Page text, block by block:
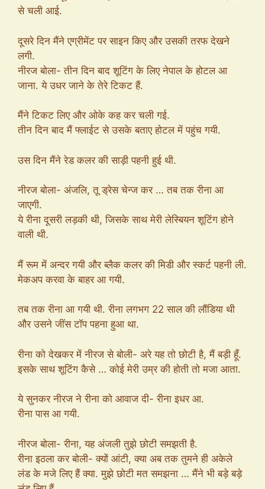
से चली आई.
दूसरे दिन मैंने एग्रीमेंट पर साइन किए और उसकी तरफ देखने
लगी.
नीरज बोला- तीन दिन बाद शूटिंग के लिए नेपाल के होटल आ
जाना. ये उधर जाने के तेरे टिकट हैं.
मैंने टिकट लिए और ओके कह कर चली गई.
तीन दिन बाद मैं फ्लाईट से उसके बताए होटल में पहुंच गयी.
उस दिन मैंने रेड कलर की साड़ी पहनी हुई थी.
नीरज बोला- अंजलि, तू ड्रेस चेन्ज कर … तब तक रीना आ
जाएगी.
ये रीना दूसरी लड़की थी, जिसके साथ मेरी लेस्बियन शूटिंग होने
वाली थी.
मैं रूम में अन्दर गयी और ब्लैक कलर की मिडी और स्कर्ट पहनी ली.
मेकअप करवा के बाहर आ गयी.
तब तक रीना आ गयी थी. रीना लगभग 22 साल की लौंडिया थी
और उसने जींस टॉप पहना हुआ था.
रीना को देखकर में नीरज से बोली- अरे यह तो छोटी है, मैं बड़ी हूँ.
इसके साथ शूटिंग कैसे … कोई मेरी उम्र की होती तो मजा आता.
ये सुनकर नीरज ने रीना को आवाज दी- रीना इधर आ.
रीना पास आ गयी.
नीरज बोला- रीना, यह अंजली तुझे छोटी समझती है.
रीना इठला कर बोली- क्यों आंटी, क्या अब तक तुमने ही अकेले
लंड के मजे लिए हैं क्या. मुझे छोटी मत समझना … मैंने भी बड़े बड़े